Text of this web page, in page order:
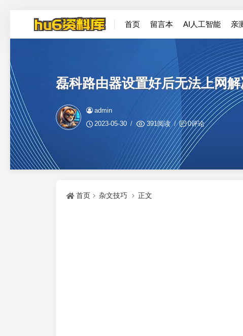
首页 留言本 AI人工智能 亲
磊科路由器设置好后无法上网
admin
2023-05-30
391阅读 0评论
首页 杂文技巧 正文